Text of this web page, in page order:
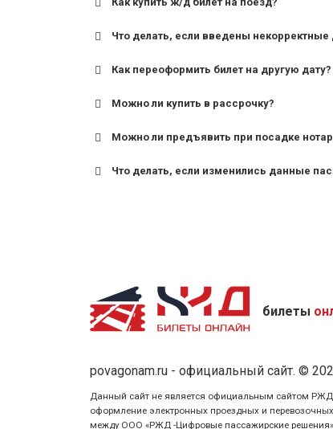
Что делать, если введены
Как переоформить билет на другую дату?
Можно ли купить в рассрочку?
Можно ли предъявить при посадке
Что делать, если изменились данные
билеты
povagonam.ru - официальный сайт. ©
Данный сайт не является официальным сайтом
оформление электронных проездных и
между ООО «РЖД -Цифровые пассажирские решения»